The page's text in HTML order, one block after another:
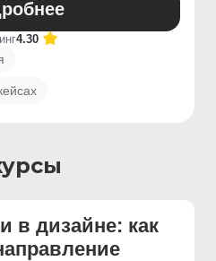
4.30
в дизайне: как